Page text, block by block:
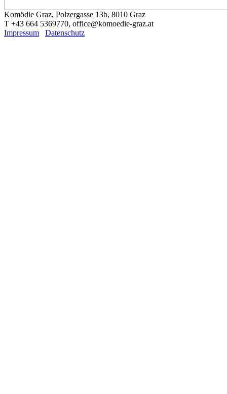
Komödie Graz, Polzergasse 13b, 8010 Graz
T +43 664 5369770, office@komoedie-graz.at
Impressum
Datenschutz